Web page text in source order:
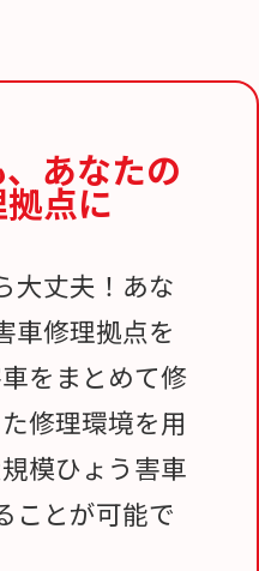
あなたの
点に
大丈夫！あな
車修理拠点を
をまとめて修
修理環境を用
模ひょう害車
ことが可能で